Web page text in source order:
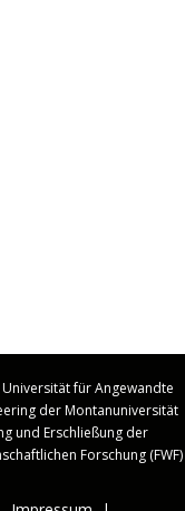
für Angewandte
der Montanuniversität
und Erschließung der
Forschung (FWF)